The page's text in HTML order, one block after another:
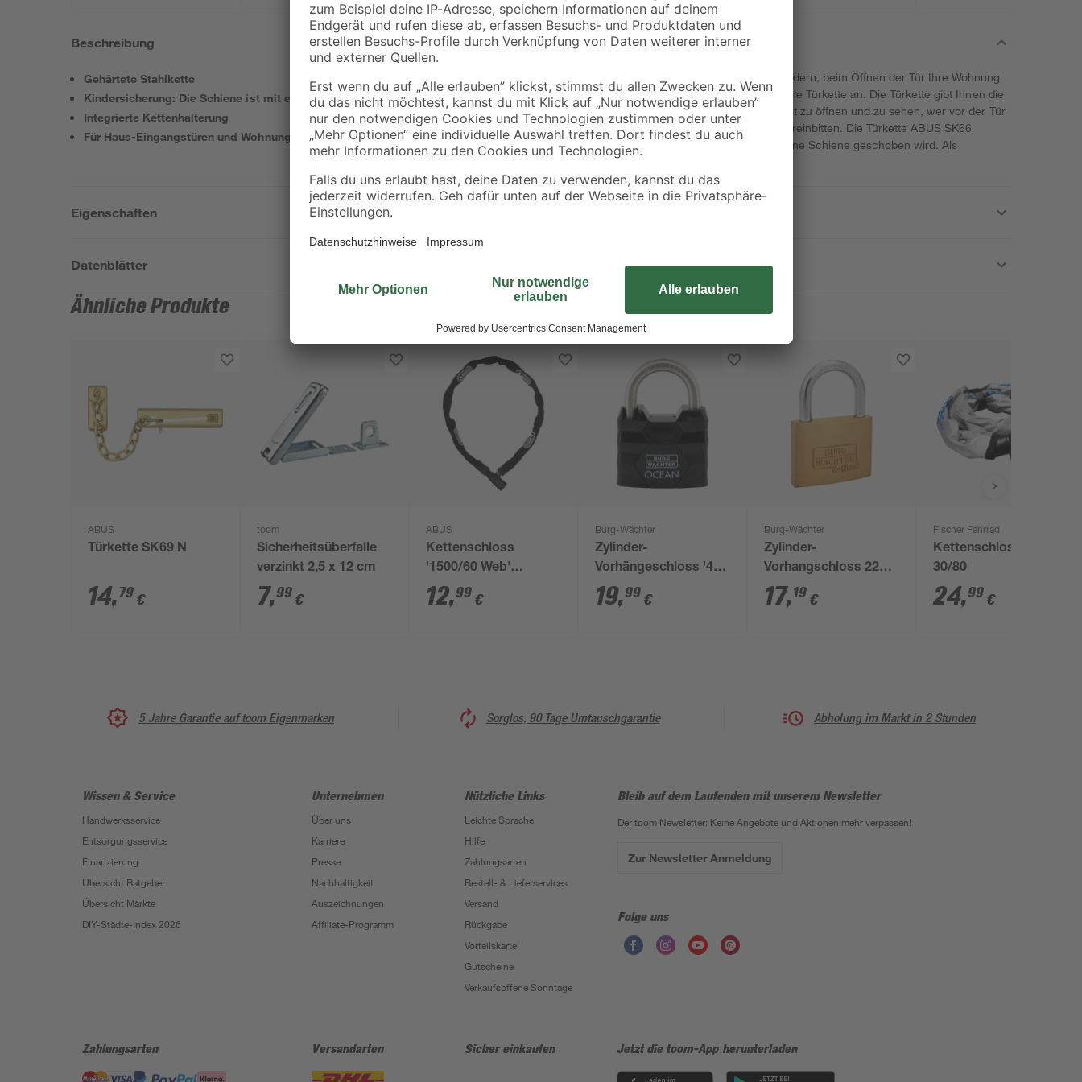
Beschreibung
Gehärtete Stahlkette
Kindersicherung: Die Schiene ist mit einer gefederten Sperre ausgestattet
Integrierte Kettenhalterung
Für Haus-Eingangstüren und Wohnungs-Abschlusstüren
Um Fremde und ungebetene Gäste daran zu hindern, beim Öffnen der Tür Ihre Wohnung
oder das Objekt direkt zu betreten, bietet sich eine Türkette an. Die Türkette gibt Ihnen die
Möglichkeit, die Tür zunächst nur einen Spaltbreit zu öffnen und zu sehen, wer vor der Tür
steht. Sie entscheiden dann, ob Sie den Gast hereinbitten. Die Türkette ABUS SK66
besteht aus einer gehärteten Stahlkette, die in eine Schiene geschoben wird. Als
Kindersicherung dient eine gefederte Sperre.
Eigenschaften
Datenblätter
Ähnliche Produkte
ABUS
Türkette SK69 N
14,79 €
toom
Sicherheitsüberfalle
verzinkt 2,5 x 12 cm
7,99 €
ABUS
Kettenschloss
'1500/60 Web'
schwarz Ø 0,4 x 60
cm
12,99 €
Burg-Wächter
Zylinder-
Vorhängeschloss '490
Ni 50 SB' schwarz 5,4
cm
19,99 €
Burg-Wächter
Zylinder-
Vorhangschloss 222
50 SB
17,19 €
Fischer Fahrrad
Kettenschloss Zahlen
30/80
24,99 €
5 Jahre Garantie auf toom Eigenmarken Sorglos, 90 Tage Umtauschgarantie Abholung im Markt in 2 Stunden
Wissen & Service
Handwerksservice
Entsorgungsservice
Finanzierung
Übersicht Ratgeber
Übersicht Märkte
DIY-Städte-Index 2026
Unternehmen
Über uns
Karriere
Presse
Nachhaltigkeit
Auszeichnungen
Affiliate-Programm
Nützliche Links
Leichte Sprache
Hilfe
Zahlungsarten
Bestell- & Lieferservices
Versand
Rückgabe
Vorteilskarte
Gutscheine
Verkaufsoffene Sonntage
Bleib auf dem Laufenden mit unserem Newsletter
Der toom Newsletter: Keine Angebote und Aktionen mehr verpassen!
Zur Newsletter Anmeldung
Folge uns
Zahlungsarten Versandarten Sicher einkaufen Jetzt die toom-App herunterladen